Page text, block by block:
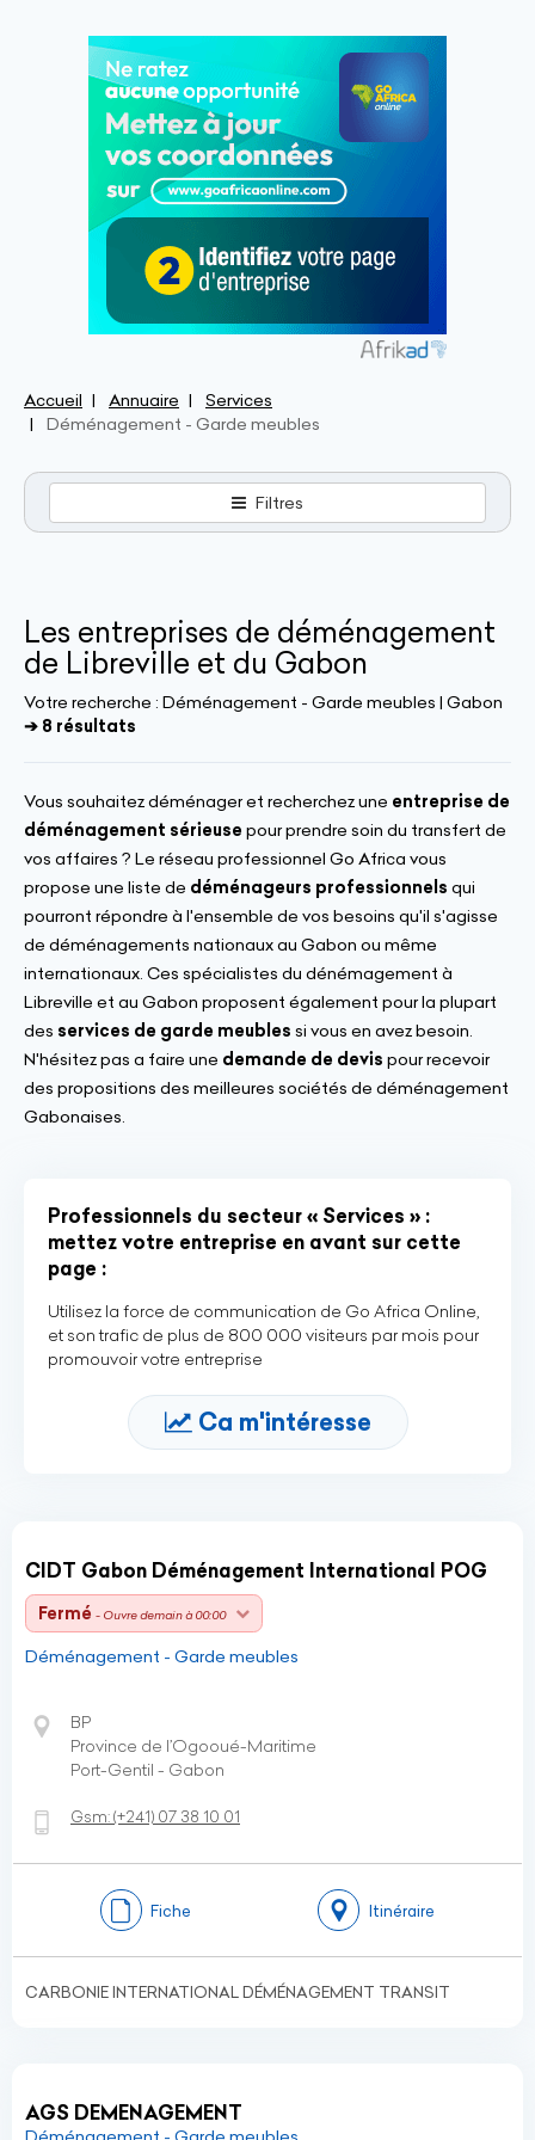
Accueil Annuaire
Services
Déménagement - Garde meubles
Filtres
Les entreprises de déménagement
de Libreville et du Gabon
Votre recherche : Déménagement - Garde meubles | Gabon
➔ 8 résultats
Vous souhaitez déménager et recherchez une entreprise de
déménagement sérieuse pour prendre soin du transfert de
vos affaires ? Le réseau professionnel Go Africa vous
propose une liste de déménageurs professionnels qui
pourront répondre à l'ensemble de vos besoins qu'il s'agisse
de déménagements nationaux au Gabon ou même
internationaux. Ces spécialistes du dénémagement à
Libreville et au Gabon proposent également pour la plupart
des services de garde meubles si vous en avez besoin.
N'hésitez pas a faire une demande de devis pour recevoir
des propositions des meilleures sociétés de déménagement
Gabonaises.
Professionnels du secteur « Services » :
mettez votre entreprise en avant sur cette
page :
Utilisez la force de communication de Go Africa Online,
et son trafic de plus de 800 000 visiteurs par mois pour
promouvoir votre entreprise
Ca m'intéresse
CIDT Gabon Déménagement International POG
Fermé - Ouvre demain à 00:00
Déménagement - Garde meubles
BP
Province de l’Ogooué-Maritime
Port-Gentil - Gabon
Gsm:(+241) 07 38 10 01
Fiche Itinéraire
CARBONIE INTERNATIONAL DÉMÉNAGEMENT TRANSIT
AGS DEMENAGEMENT